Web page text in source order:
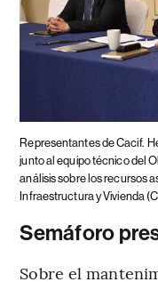
Representantes de Cacif.
junto al equipo técnico del
análisis sobre los recursos
Infraestructura y Vivienda
Semáforo
Sobre el